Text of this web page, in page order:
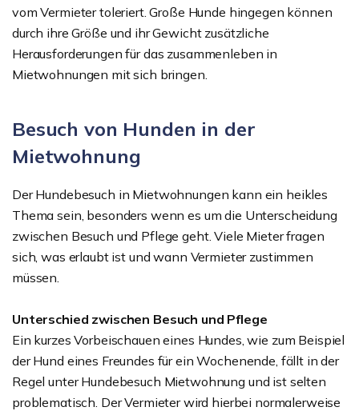
vom Vermieter toleriert. Große Hunde hingegen können
durch ihre Größe und ihr Gewicht zusätzliche
Herausforderungen für das zusammenleben in
Mietwohnungen mit sich bringen.
Besuch von Hunden in der
Mietwohnung
Der Hundebesuch in Mietwohnungen kann ein heikles
Thema sein, besonders wenn es um die Unterscheidung
zwischen Besuch und Pflege geht. Viele Mieter fragen
sich, was erlaubt ist und wann Vermieter zustimmen
müssen.
Unterschied zwischen Besuch und Pflege
Ein kurzes Vorbeischauen eines Hundes, wie zum Beispiel
der Hund eines Freundes für ein Wochenende, fällt in der
Regel unter Hundebesuch Mietwohnung und ist selten
problematisch. Der Vermieter wird hierbei normalerweise